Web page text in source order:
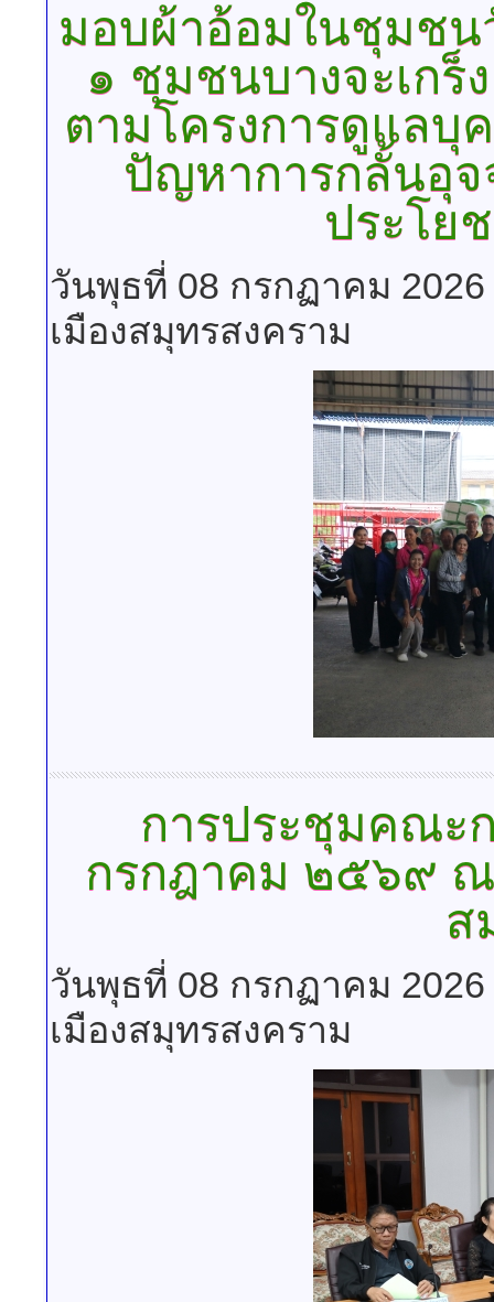
มอบผ้าอ้อมในชุมช
๑ ชุมชนบางจะเกร็
ตามโครงการดูแล
ปัญหาการกลั้นอุจ
ประโย
วันพุธที่ 08 กรกฏาคม 2026
เมืองสมุทรสงคราม
การประชุมคณะ
กรกฎาคม ๒๕๖๙ ณ
ส
วันพุธที่ 08 กรกฏาคม 2026
เมืองสมุทรสงคราม